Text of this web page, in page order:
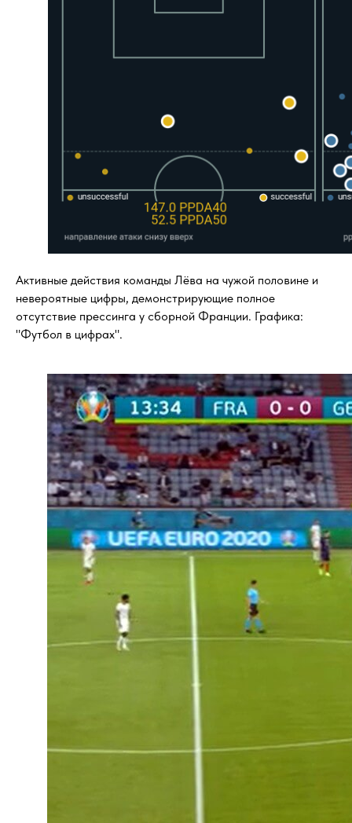
Активные действия команды Лёва на чужой половине и
невероятные цифры, демонстрирующие полное
отсутствие прессинга у сборной Франции. Графика:
"Футбол в цифрах".